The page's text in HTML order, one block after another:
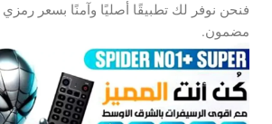
فنحن نوفر لك تطبيقًا أصليًا وآمنًا بسعر
مضمون.